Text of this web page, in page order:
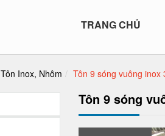
TRANG CHỦ
Tôn Inox, Nhôm Tôn 9 sóng vuông inox
Tôn 9 sóng